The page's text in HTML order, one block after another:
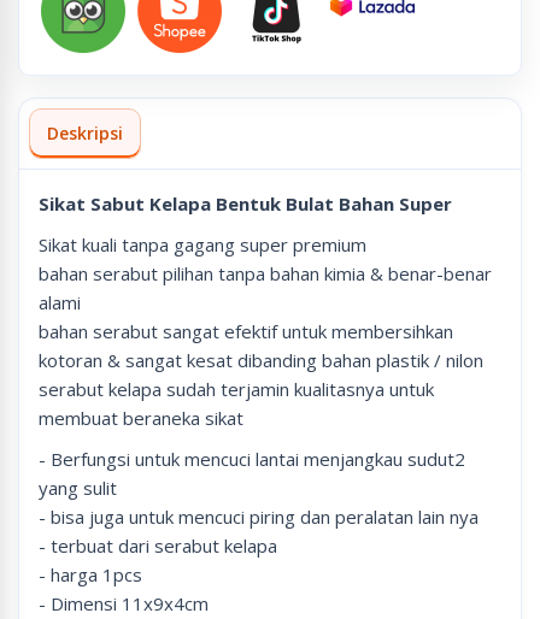
Deskripsi
Sikat Sabut Kelapa Bentuk Bulat Bahan Super
Sikat kuali tanpa gagang super premium
bahan serabut pilihan tanpa bahan kimia & benar-benar
alami
bahan serabut sangat efektif untuk membersihkan
kotoran & sangat kesat dibanding bahan plastik / nilon
serabut kelapa sudah terjamin kualitasnya untuk
membuat beraneka sikat
- Berfungsi untuk mencuci lantai menjangkau sudut2
yang sulit
- bisa juga untuk mencuci piring dan peralatan lain nya
- terbuat dari serabut kelapa
- harga 1pcs
- Dimensi 11x9x4cm